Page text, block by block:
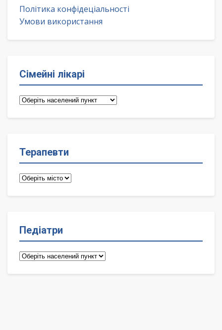
Політика конфідеціальності
Умови використання
Сімейні лікарі
Сімейні
Терапевти
Терапевти
Педіатри
Педіатри